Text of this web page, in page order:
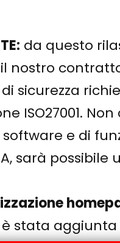
da questo
nostro
sicurezza
ISO27001.
software e di
sarà
stata